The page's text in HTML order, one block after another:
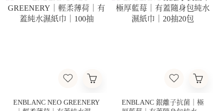
ENBLANC NEO GREENERY
ENBLANC 銀離子抗菌｜極